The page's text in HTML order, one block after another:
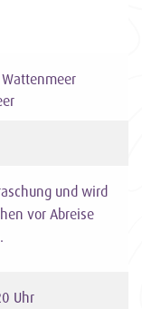
und wird
vor Abreise
Uhr